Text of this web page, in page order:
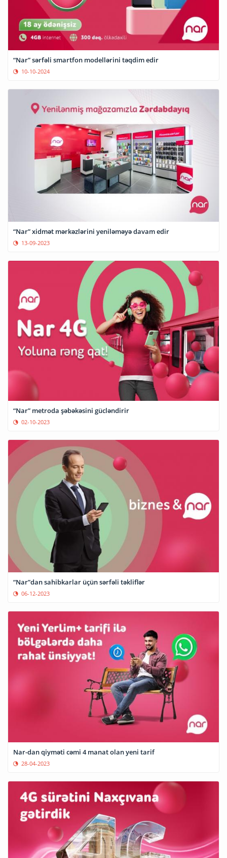
“Nar” sərfəli smartfon modellərini təqdim edir
10-10-2024
“Nar” xidmət mərkəzlərini yeniləməyə davam edir
13-09-2023
“Nar” metroda şəbəkəsini gücləndirir
02-10-2023
“Nar”dan sahibkarlar üçün sərfəli təkliflər
06-12-2023
Nar-dan qiyməti cəmi 4 manat olan yeni tarif
28-04-2023